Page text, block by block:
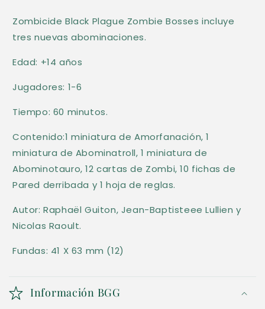
t
e
n
d
o
d
e
s
p
e
a
l
Zombicide Black Plague Zombie Bosses incluye
tres nuevas abominaciones.
Edad: +14 años
Jugadores: 1-6
Tiempo: 60 minutos.
Contenido:1 miniatura de Amorfanación, 1
miniatura de Abominatroll, 1 miniatura de
Abominotauro, 12 cartas de Zombi, 10 fichas de
Pared derribada y 1 hoja de reglas.
Autor: Raphaël Guiton, Jean-Baptisteee Lullien y
Nicolas Raoult.
Fundas: 41 X 63 mm (12)
Información BGG